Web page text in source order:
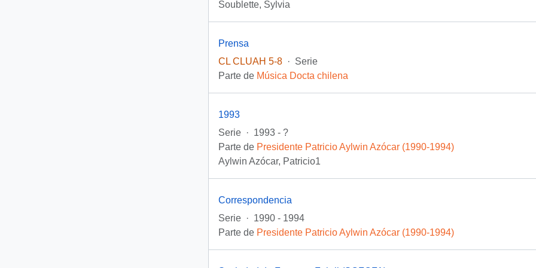
Soublette, Sylvia
Prensa
CL CLUAH 5-8 · Serie
Parte de Música Docta chilena
1993
Serie · 1993 - ?
Parte de Presidente Patricio Aylwin Azócar (1990-1994)
Aylwin Azócar, Patricio1
Correspondencia
Serie · 1990 - 1994
Parte de Presidente Patricio Aylwin Azócar (1990-1994)